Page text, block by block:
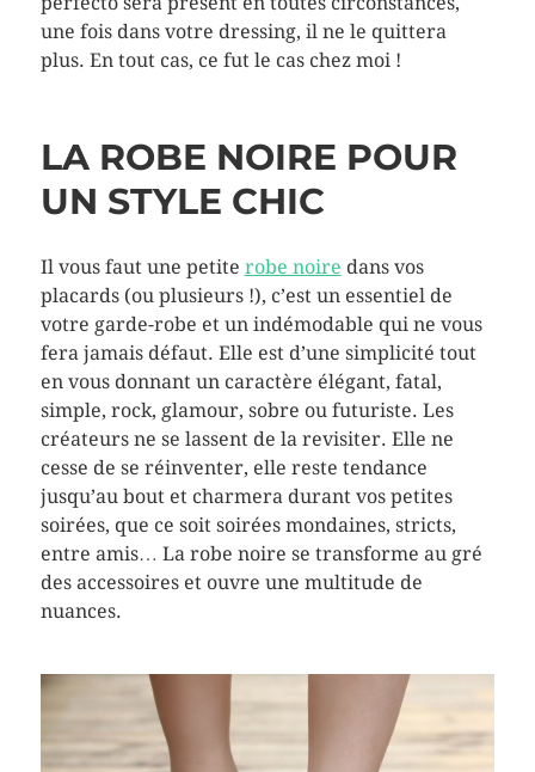
une fois dans votre dressing, il ne le quittera
plus. En tout cas, ce fut le cas chez moi !
LA ROBE NOIRE POUR
UN STYLE CHIC
Il vous faut une petite robe noire dans vos
placards (ou plusieurs !), c’est un essentiel de
votre garde-robe et un indémodable qui ne vous
fera jamais défaut. Elle est d’une simplicité tout
en vous donnant un caractère élégant, fatal,
simple, rock, glamour, sobre ou futuriste. Les
créateurs ne se lassent de la revisiter. Elle ne
cesse de se réinventer, elle reste tendance
jusqu’au bout et charmera durant vos petites
soirées, que ce soit soirées mondaines, stricts,
entre amis… La robe noire se transforme au gré
des accessoires et ouvre une multitude de
nuances.